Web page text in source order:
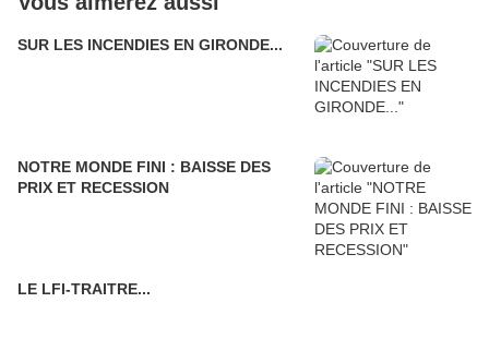
SUR LES INCENDIES EN GIRONDE...
NOTRE MONDE FINI : BAISSE DES
PRIX ET RECESSION
LE LFI-TRAITRE...